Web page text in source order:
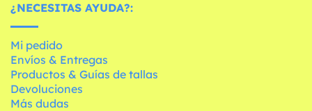
¿NECESITAS AYUDA?:
Mi pedido
Envíos & Entregas
Productos & Guías de tallas
Devoluciones
Más dudas